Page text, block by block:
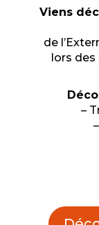
Viens
de
lors des
–